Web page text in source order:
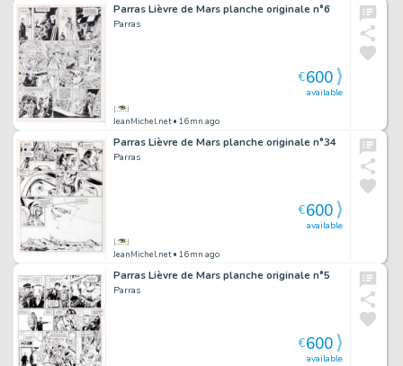
Parras Lièvre de Mars planche originale n°6
Parras
JeanMichel.net• 16mn ago
available
€600
Parras Lièvre de Mars planche originale n°34
Parras
JeanMichel.net• 16mn ago
available
€600
Parras Lièvre de Mars planche originale n°5
Parras
available
€600